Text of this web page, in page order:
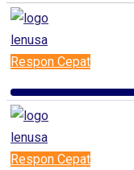
Respon Cepat
Respon Cepat